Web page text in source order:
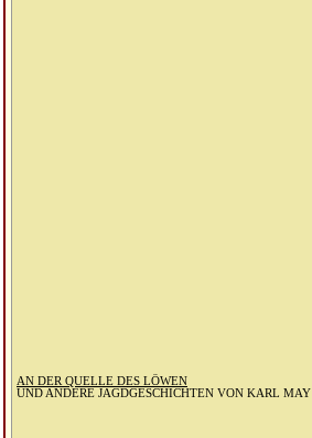
AN DER QUELLE DES LÖWEN
UND ANDERE JAGDGESCHICHTEN VON KARL MAY